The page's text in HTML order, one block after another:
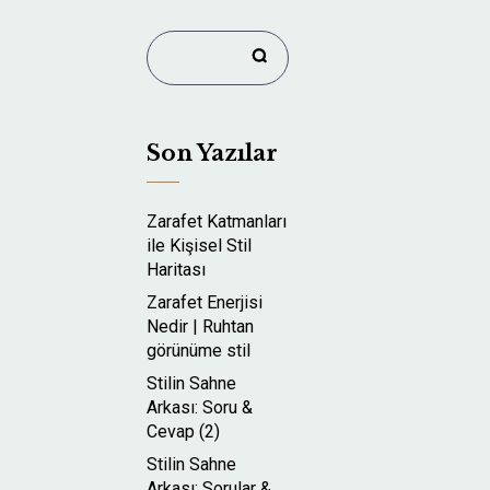
Son Yazılar
Zarafet Katmanları
ile Kişisel Stil
Haritası
Zarafet Enerjisi
Nedir | Ruhtan
görünüme stil
Stilin Sahne
Arkası: Soru &
Cevap (2)
Stilin Sahne